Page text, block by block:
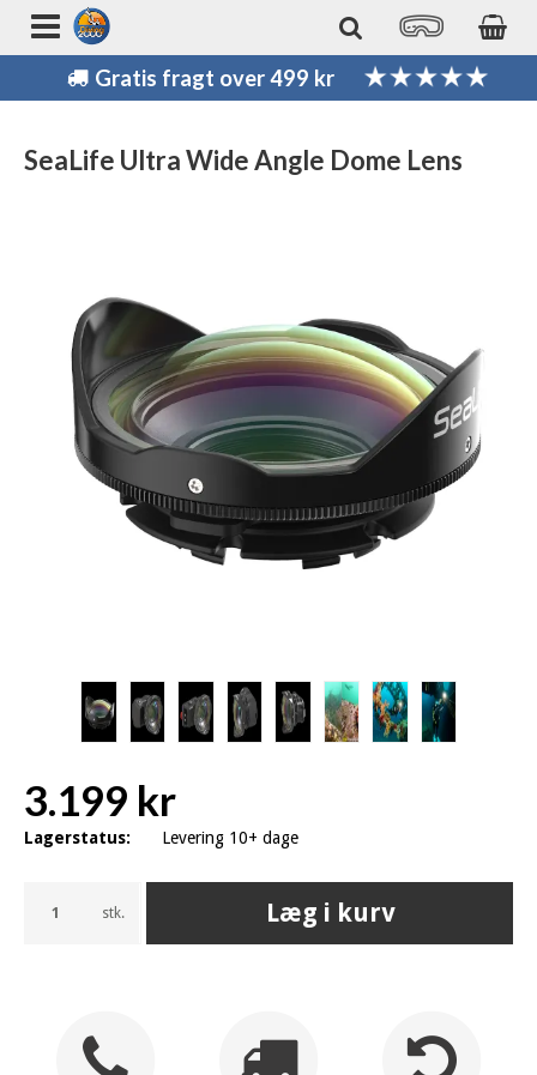
Gratis fragt over 499 kr
SeaLife Ultra Wide Angle Dome Lens
3.199 kr
Lagerstatus: Levering 10+ dage
stk. Læg i kurv